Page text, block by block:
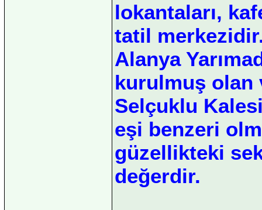
lokantaları,
tatil
Alanya
kurulmuş olan
Selçuklu
eşi benzeri
güzellikteki
değerdir.